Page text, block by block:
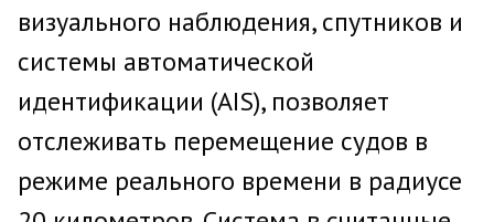
визуального наблюдения, спутников и
системы автоматической
идентификации (AIS), позволяет
отслеживать перемещение судов в
режиме реального времени в радиусе